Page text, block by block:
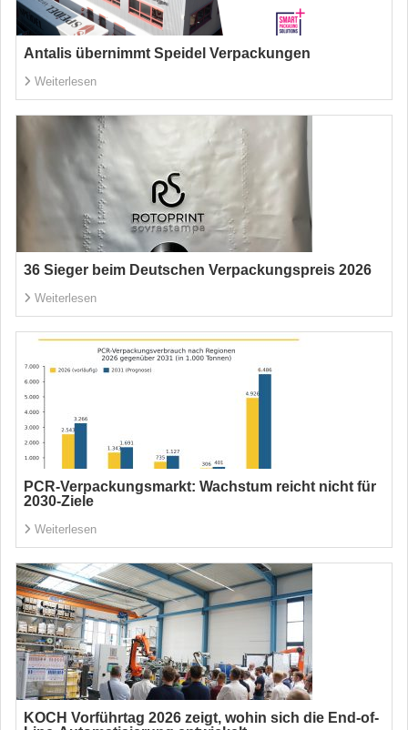
Antalis übernimmt Speidel Verpackungen
Weiterlesen
36 Sieger beim Deutschen Verpackungspreis 2026
Weiterlesen
PCR-Verpackungsmarkt: Wachstum reicht nicht für
2030-Ziele
Weiterlesen
KOCH Vorführtag 2026 zeigt, wohin sich die End-of-